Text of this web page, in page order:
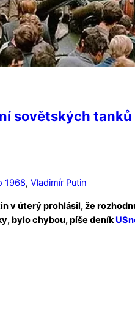
sovětských
1968, Vladimír Putin
v úterý prohlásil, že
bylo chybou, píše deník